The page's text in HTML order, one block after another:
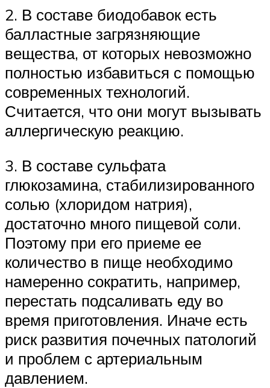
2. В составе биодобавок есть
балластные загрязняющие
вещества, от которых невозможно
полностью избавиться с помощью
современных технологий.
Считается, что они могут вызывать
аллергическую реакцию.
3. В составе сульфата
глюкозамина, стабилизированного
солью (хлоридом натрия),
достаточно много пищевой соли.
Поэтому при его приеме ее
количество в пище необходимо
намеренно сократить, например,
перестать подсаливать еду во
время приготовления. Иначе есть
риск развития почечных патологий
и проблем с артериальным
давлением.